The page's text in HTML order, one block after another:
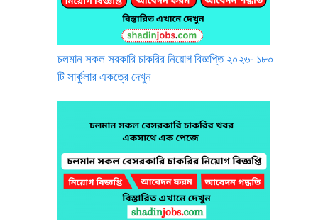
চলমান সকল সরকারি চাকরির নিয়োগ বিজ্ঞপ্তি ২০২৬- ১৮০
টি সার্কুলার একত্রে দেখুন